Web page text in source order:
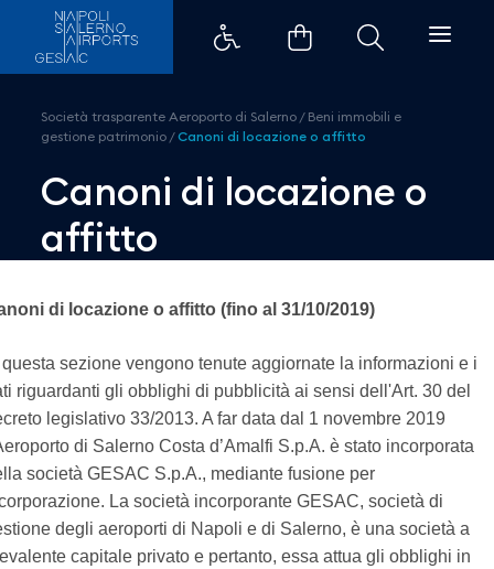
Canoni di locazione o affitto -
Società trasparente Aeroporto di Salerno / Beni immobili e
gestione patrimonio /Canoni di locazione o affitto
Canoni di locazione o
affitto
di locazione o affitto (fino al 31/10/2019)
sezione vengono tenute aggiornate la informazioni e i
riguardanti gli obblighi di pubblicità ai sensi dell'Art. 30 del
legislativo 33/2013. A far data dal 1 novembre 2019
di Salerno Costa d’Amalfi S.p.A. è stato incorporata
società GESAC S.p.A., mediante fusione per
La società incorporante GESAC, società di
degli aeroporti di Napoli e di Salerno, è una società a
capitale privato e pertanto, essa attua gli obblighi in